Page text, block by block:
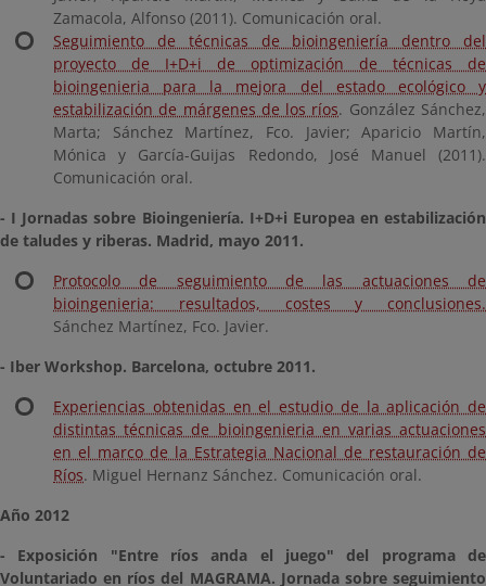
Zamacola, Alfonso (2011). Comunicación oral.
Seguimiento de técnicas de bioingeniería dentro del
proyecto de I+D+i de optimización de técnicas de
bioingenieria para la mejora del estado ecológico y
estabilización de márgenes de los ríos. González Sánchez,
Marta; Sánchez Martínez, Fco. Javier; Aparicio Martín,
Mónica y García-Guijas Redondo, José Manuel (2011).
Comunicación oral.
- I Jornadas sobre Bioingeniería. I+D+i Europea en estabilización
de taludes y riberas. Madrid, mayo 2011.
Protocolo de seguimiento de las actuaciones de
bioingenieria: resultados, costes y conclusiones.
Sánchez Martínez, Fco. Javier.
- Iber Workshop. Barcelona, octubre 2011.
Experiencias obtenidas en el estudio de la aplicación de
distintas técnicas de bioingenieria en varias actuaciones
en el marco de la Estrategia Nacional de restauración de
Ríos. Miguel Hernanz Sánchez. Comunicación oral.
Año 2012
- Exposición "Entre ríos anda el juego" del programa de
Voluntariado en ríos del MAGRAMA. Jornada sobre seguimiento